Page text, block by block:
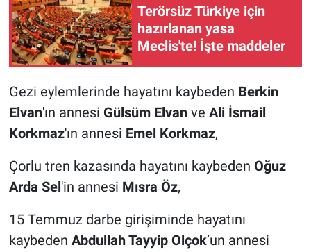
Terörsüz Türkiye için
hazırlanan yasa
Meclis'te! İşte maddeler
Gezi eylemlerinde hayatını kaybeden Berkin
Elvan'ın annesi Gülsüm Elvanve Ali İsmail
Korkmaz'ın annesi Emel Korkmaz,
Çorlu tren kazasında hayatını kaybeden Oğuz
Arda Sel'in annesi Mısra Öz,
15 Temmuz darbe girişiminde hayatını
kaybeden Abdullah Tayyip Olçok’un annesi